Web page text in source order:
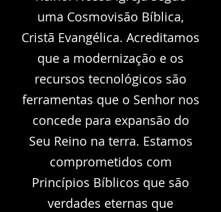
uma Cosmovisão Bíblica,
Cristã Evangélica. Acreditamos
que a modernização e os
recursos tecnológicos são
ferramentas que o Senhor nos
concede para expansão do
Seu Reino na terra. Estamos
comprometidos com
Princípios Bíblicos que são
verdades eternas que